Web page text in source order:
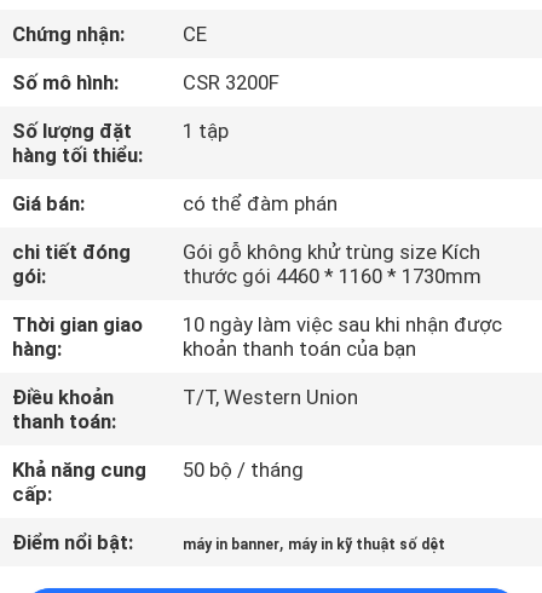
VỀ
CHÚNG
TÔI
THAM
QUAN
NHÀ
MÁY
KIỂM
SOÁT
CHẤT
LƯỢNG
Chứng nhận:
CE
Số mô hình:
CSR 3200F
Số lượng đặt
hàng tối thiểu:
1 tập
Giá bán:
có thể đàm phán
chi tiết đóng
gói:
Gói gỗ không khử trùng size Kích
thước gói 4460 * 1160 * 1730mm
Thời gian giao
hàng:
10 ngày làm việc sau khi nhận được
khoản thanh toán của bạn
Điều khoản
thanh toán:
T/T, Western Union
Khả năng cung
cấp:
50 bộ / tháng
Điểm nổi bật: máy in banner, máy in kỹ thuật số dệt